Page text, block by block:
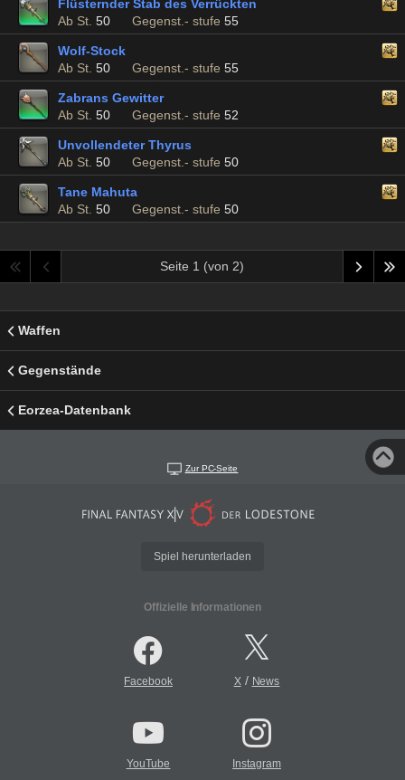
Flüsternder Stab des Verrückten
Ab St. 50 Gegenst.- stufe 55
Wolf-Stock
Ab St. 50 Gegenst.- stufe 55
Zabrans Gewitter
Ab St. 50 Gegenst.- stufe 52
Unvollendeter Thyrus
Ab St. 50 Gegenst.- stufe 50
Tane Mahuta
Ab St. 50 Gegenst.- stufe 50
Seite 1 (von 2)
Waffen
Gegenstände
Eorzea-Datenbank
Zur PC-Seite
Spiel herunterladen
Offizielle Informationen
Facebook X/ News
YouTube Instagram